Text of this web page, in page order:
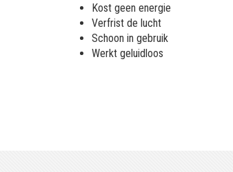
Kost geen energie
Verfrist de lucht
Schoon in gebruik
Werkt geluidloos